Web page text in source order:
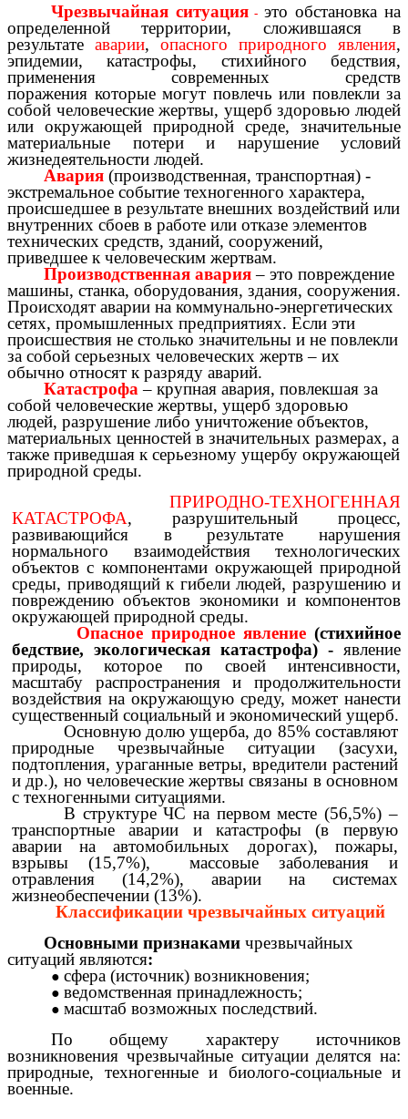
Чрезвычайная ситуация - это обстановка на
определенной территории, сложившаяся в
результате аварии,опасного природного явления,
эпидемии,катастрофы, стихийного бедствия,
применения современных средств
поражения которые могут повлечь или повлекли за
собой человеческие жертвы, ущерб здоровью людей
или окружающей природной среде, значительные
материальные потери и нарушение условий
жизнедеятельности людей.
Авария (производственная, транспортная) -
экстремальное событие техногенного характера,
происшедшее в результате внешних воздействий или
внутренних сбоев в работе или отказе элементов
технических средств, зданий, сооружений,
приведшее к человеческим жертвам.
Производственная авария– это повреждение
машины, станка, оборудования, здания, сооружения.
Происходят аварии на коммунально-энергетических
сетях, промышленных предприятиях. Если эти
происшествия не столько значительны и не повлекли
за собой серьезных человеческих жертв – их
обычно относят к разряду аварий.
Катастрофа – крупная авария, повлекшая за
собой человеческие жертвы, ущерб здоровью
людей, разрушение либо уничтожение объектов,
материальных ценностей в значительных размерах, а
также приведшая к серьезному ущербу окружающей
природной среды.
ПРИРОДНО-ТЕХНОГЕННАЯ
КАТАСТРОФА, разрушительный процесс,
развивающийся в результате нарушения
нормального взаимодействия технологических
объектов с компонентами окружающей природной
среды, приводящий к гибели людей, разрушению и
повреждению объектов экономики и компонентов
окружающей природной среды.
Опасное природное явление(стихийное
бедствие, экологическая катастрофа) - явление
природы, которое по своей интенсивности,
масштабу распространения и продолжительности
воздействия на окружающую среду, может нанести
существенный социальный и экономический ущерб.
Основную долю ущерба, до 85% составляют
природные чрезвычайные ситуации (засухи,
подтопления, ураганные ветры, вредители растений
и др.), но человеческие жертвы связаны в основном
с техногенными ситуациями.
В структуре ЧС на первом месте (56,5%) –
транспортные аварии и катастрофы (в первую
аварии на автомобильных дорогах), пожары,
взрывы (15,7%), массовые заболевания и
отравления (14,2%), аварии на системах
жизнеобеспечении (13%).
Классификации чрезвычайных ситуаций
Основными признаками чрезвычайных
ситуаций являются:
сфера (источник) возникновения;
ведомственная принадлежность;
масштаб возможных последствий.
По общему характеру источников
возникновения чрезвычайные ситуации делятся на:
природные, техногенные и биолого-социальные и
военные.